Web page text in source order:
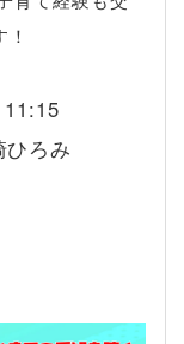
11:15
ろみ